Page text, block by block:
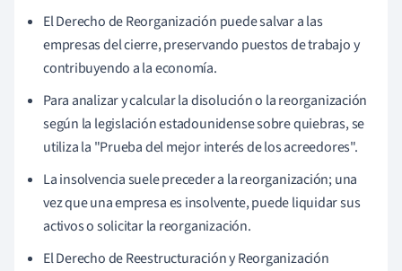
El Derecho de Reorganización puede salvar a las
empresas del cierre, preservando puestos de trabajo y
contribuyendo a la economía.
Para analizar y calcular la disolución o la reorganización
según la legislación estadounidense sobre quiebras, se
utiliza la "Prueba del mejor interés de los acreedores".
La insolvencia suele preceder a la reorganización; una
vez que una empresa es insolvente, puede liquidar sus
activos o solicitar la reorganización.
El Derecho de Reestructuración y Reorganización